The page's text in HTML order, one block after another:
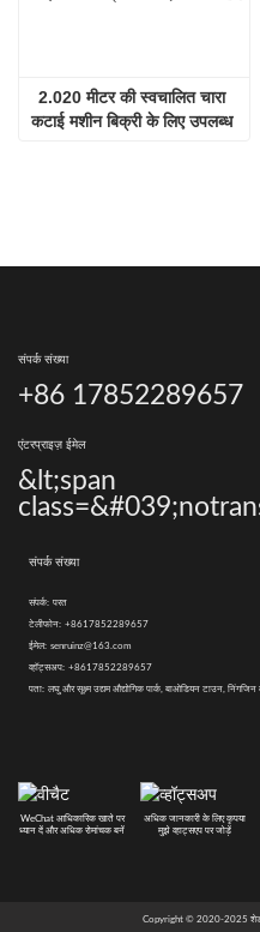
2.020 मीटर की स्वचालित चारा
कटाई मशीन बिक्री के लिए उपलब्ध
संपर्क संख्या
+86 17852289657
एंटरप्राइज़ ईमेल
&lt;span
संपर्क संख्या
संपर्क: परत
टेलीफोन: +8617852289657
ईमेल: senruinz@163.com
व्हॉट्सअप: +8617852289657
पता: लघु और सूक्ष्म उद्यम औद्योगिक पार्क, बाओडियन टाउन,
WeChat आधिकारिक खाते पर
ध्यान दें और अधिक रोमांचक बनें
अधिक जानकारी के लिए कृपया
मुझे व्हाट्सएप पर जोड़ें
Copyright © 2020-2025